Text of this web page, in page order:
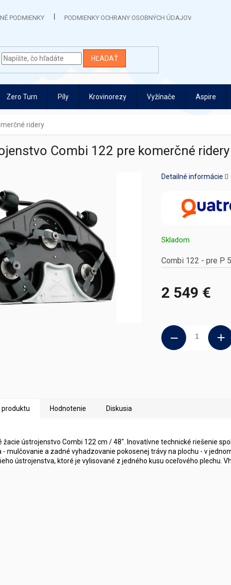
PODMIENKY PODMIENKY OCHRANY OSOBNÝCH ÚDAJOV
HĽADAŤ
Zero Turn Píly Krovinorezy Vyžínače Aspire
ridery
Combi 122 pre komerčné ridery
2 549 €
Skladom
Combi 122 - pre P
Detailné informácie
produktu Hodnotenie Diskusia
žacie ústrojenstvo Combi 122 cm / 48". Inovatívne technické riešenie
- mulčovanie a zadné vyhadzovanie pokosenej trávy na plochu - v
ústrojenstva, ktoré je vylisované z jedného kusu oceľového plechu.